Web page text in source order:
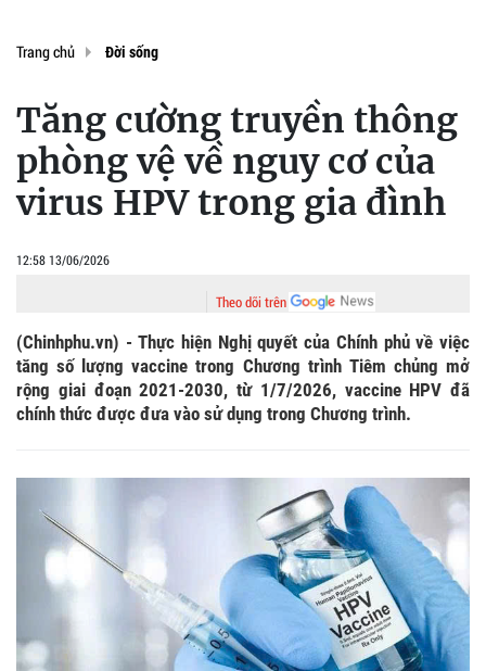
Trang chủ Đời sống
Tăng cường truyền thông
phòng vệ về nguy cơ của
virus HPV trong gia đình
12:58 13/06/2026
Theo dõi trên
(Chinhphu.vn) - Thực hiện Nghị quyết của Chính phủ về việc
tăng số lượng vaccine trong Chương trình Tiêm chủng mở
rộng giai đoạn 2021-2030, từ 1/7/2026, vaccine HPV đã
chính thức được đưa vào sử dụng trong Chương trình.